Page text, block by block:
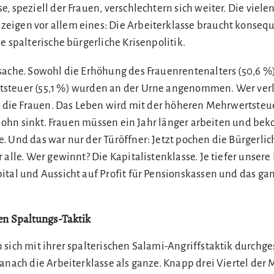
speziell der Frauen, verschlechtern sich weiter. Die vielen
vor allem eines: Die Arbeiterklasse braucht
spalterische bürgerliche Krisenpolitik.
Sowohl die Erhöhung des Frauenrentenalters (50,6
(55,1 %) wurden an der Urne angenommen. Wer
Frauen. Das Leben wird mit der höheren
sinkt. Frauen müssen ein Jahr länger arbeiten und
Und das war nur der Türöffner: Jetzt pochen die
Wer gewinnt? Die Kapitalistenklasse. Je tiefer unsere
und Aussicht auf Profit für Pensionskassen und das
Spaltungs-Taktik
sich mit ihrer spalterischen Salami-Angriffstaktik
die Arbeiterklasse als ganze. Knapp drei Viertel der